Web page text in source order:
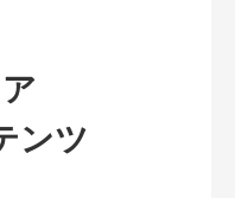
ンツ